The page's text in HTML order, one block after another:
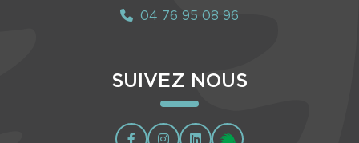
04 76 95 08 96
SUIVEZ NOUS